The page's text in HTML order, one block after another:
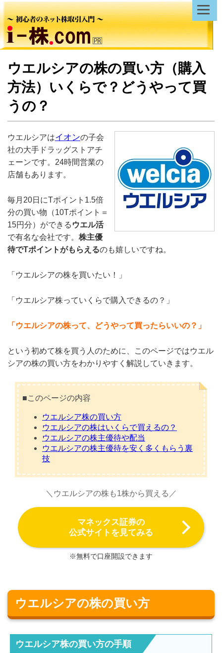
ウエルシアの株の買い方（購入
方法）いくらで？どうやって買
うの？
ウエルシアはイオンの子会
社の大手ドラッグストアチ
ェーンです。24時間営業の
店舗もあります。
毎月20日にTポイント1.5倍
分の買い物（10Tポイント＝
15円分）ができる ウエル活
で有名な会社です。 株主優
待でTポイントがもらえるのも嬉しいですね。
「ウエルシアの株を買いたい！」
「ウエルシア株っていくらで購入できるの？」
「ウエルシアの株って、どうやって買ったらいいの？」
という初めて株を買う人のために、このページではウエル
シアの株の買い方をわかりやすく解説していきます。
■このページの内容
ウエルシア株の買い方
ウエルシアの株はいくらで買えるの？
ウエルシアの株主優待や配当
ウエルシアの株主優待を安く多くもらう裏
技
＼ウエルシアの株も1株から買える／
マネックス証券の
公式サイトを見てみる
※無料で口座開設できます
ウエルシアの株の買い方
ウエルシア株の買い方の手順